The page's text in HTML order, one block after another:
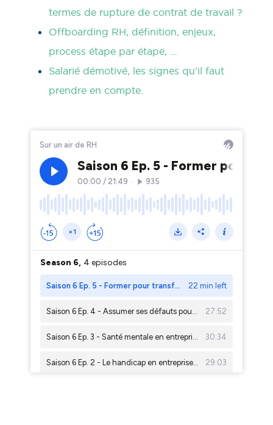
termes de rupture de contrat de travail ?
Offboarding RH, définition, enjeux,
process étape par étape, …
Salarié démotivé, les signes qu’il faut
prendre en compte.